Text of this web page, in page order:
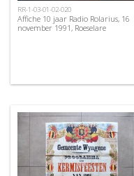
RR-1-03-01-02-020
Affiche 10 jaar Radio Rolarius, 16
november 1991, Roeselare